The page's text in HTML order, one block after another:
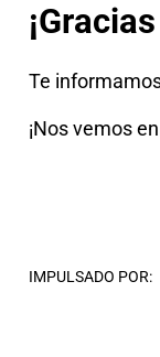
Te
¡Nos vemos
IMPULSADO POR: